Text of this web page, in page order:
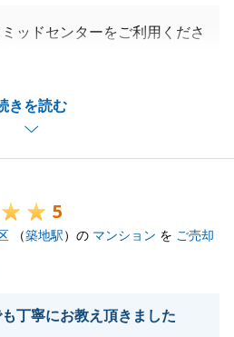
きを読む
ッドセンターをご利用くださ
じます。
談があればいつでもお気軽に
。
5
（築地駅）の マンション を ご売却
丁寧にお教え頂きました